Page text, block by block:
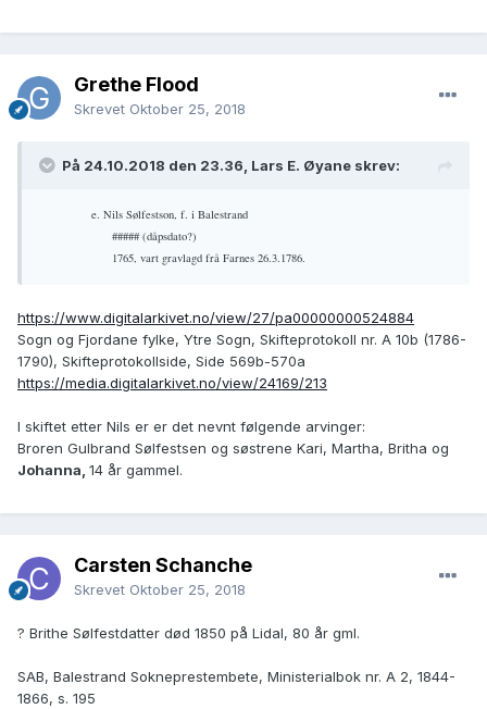
Grethe Flood
Skrevet Oktober 25, 2018
På 24.10.2018 den 23.36, Lars E. Øyane skrev:
e. Nils Sølfestson, f. i Balestrand
##### (dåpsdato?)
1765, vart gravlagd frå Farnes 26.3.1786.
https://www.digitalarkivet.no/view/27/pa00000000524884
Sogn og Fjordane fylke, Ytre Sogn, Skifteprotokoll nr. A 10b (1786-
1790), Skifteprotokollside, Side 569b-570a
https://media.digitalarkivet.no/view/24169/213
I skiftet etter Nils er er det nevnt følgende arvinger:
Broren Gulbrand Sølfestsen og søstrene Kari, Martha, Britha og
Johanna, 14 år gammel.
Carsten Schanche
Skrevet Oktober 25, 2018
? Brithe Sølfestdatter død 1850 på Lidal, 80 år gml.
SAB, Balestrand Sokneprestembete, Ministerialbok nr. A 2, 1844-
1866, s. 195